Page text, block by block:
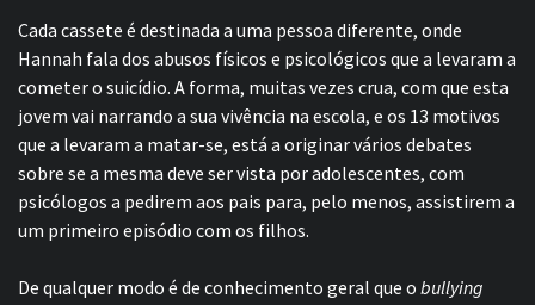
Cada cassete é destinada a uma pessoa diferente, onde
Hannah fala dos abusos físicos e psicológicos que a levaram a
cometer o suicídio. A forma, muitas vezes crua, com que esta
jovem vai narrando a sua vivência na escola, e os 13 motivos
que a levaram a matar-se, está a originar vários debates
sobre se a mesma deve ser vista por adolescentes, com
psicólogos a pedirem aos pais para, pelo menos, assistirem a
um primeiro episódio com os filhos.
De qualquer modo é de conhecimento geral que o bullying